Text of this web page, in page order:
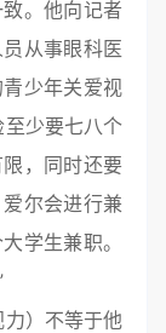
。他向记者
从事眼科医
少年关爱视
至少要七八个
，同时还要
尔会进行兼
学生兼职。
）不等于他